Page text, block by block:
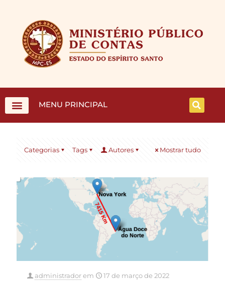
MENU PRINCIPAL
Categorias Tags Autores Mostrar tudo
administradorem
17 de março de 2022